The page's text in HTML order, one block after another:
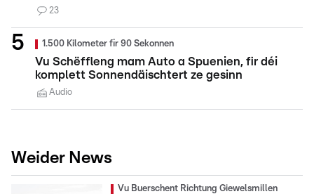
23
1.500 Kilometer fir 90 Sekonnen
Vu Schëffleng mam Auto a Spuenien, fir déi
komplett Sonnendäischtert ze gesinn
Audio
Weider News
Vu Buerschent Richtung Giewelsmillen